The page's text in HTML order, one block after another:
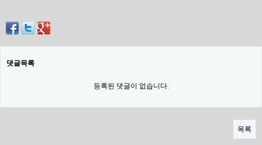
댓글목록
등록된 댓글이 없습니다.
목록